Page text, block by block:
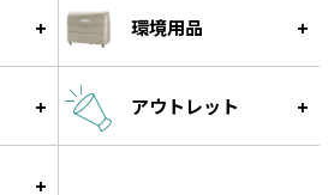
環境用品
アウトレット